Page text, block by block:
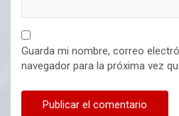
Guarda mi nombre, correo
navegador para la próxima vez